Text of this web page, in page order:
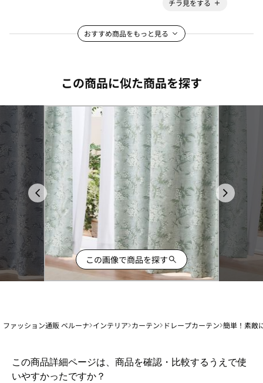
チラ見をする
おすすめ商品をもっと見る
この商品に似た商品を探す
この画像で商品を探す
ファッション通販 ベルーナ インテリア カーテン ドレープカーテン 簡単！素敵
この商品詳細ページは、商品を確認・比較するうえで使
いやすかったですか？
1
か